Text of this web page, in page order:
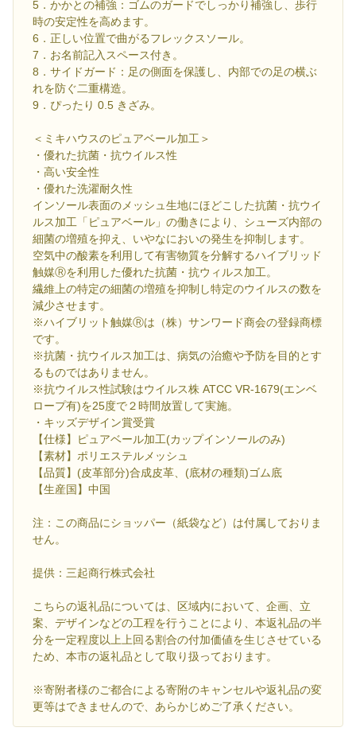
5．かかとの補強：ゴムのガードでしっかり補強し、歩行
時の安定性を高めます。
6．正しい位置で曲がるフレックスソール。
7．お名前記入スペース付き。
8．サイドガード：足の側面を保護し、内部での足の横ぶ
れを防ぐ二重構造。
9．ぴったり 0.5 きざみ。
＜ミキハウスのピュアベール加工＞
・優れた抗菌・抗ウイルス性
・高い安全性
・優れた洗濯耐久性
インソール表面のメッシュ生地にほどこした抗菌・抗ウイ
ルス加工「ピュアベール」の働きにより、シューズ内部の
細菌の増殖を抑え、いやなにおいの発生を抑制します。
空気中の酸素を利用して有害物質を分解するハイブリッド
触媒Ⓡを利用した優れた抗菌・抗ウィルス加工。
繊維上の特定の細菌の増殖を抑制し特定のウイルスの数を
減少させます。
※ハイブリット触媒Ⓡは（株）サンワード商会の登録商標
です。
※抗菌・抗ウイルス加工は、病気の治癒や予防を目的とす
るものではありません。
※抗ウイルス性試験はウイルス株 ATCC VR-1679(エンベ
ロープ有)を25度で２時間放置して実施。
・キッズデザイン賞受賞
【仕様】ピュアベール加工(カップインソールのみ)
【素材】ポリエステルメッシュ
【品質】(皮革部分)合成皮革、(底材の種類)ゴム底
【生産国】中国
注：この商品にショッパー（紙袋など）は付属しておりま
せん。
提供：三起商行株式会社
こちらの返礼品については、区域内において、企画、立
案、デザインなどの工程を行うことにより、本返礼品の半
分を一定程度以上上回る割合の付加価値を生じさせている
ため、本市の返礼品として取り扱っております。
※寄附者様のご都合による寄附のキャンセルや返礼品の変
更等はできませんので、あらかじめご了承ください。